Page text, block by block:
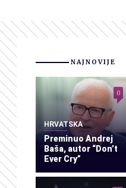
NAJNOVIJE
HRVATSKA
Preminuo Andrej
Baša, autor “Don’t
Ever Cry”
0